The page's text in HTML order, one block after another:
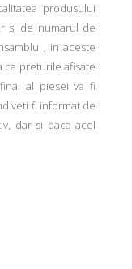
produsului
si de numarul de
, in aceste
ca preturile afisate
al piesei va fi
veti fi informat de
dar si daca acel